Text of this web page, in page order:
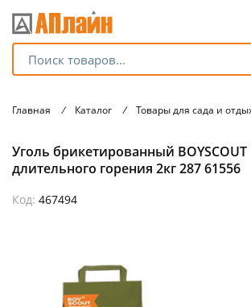
Главная / Каталог / Товары для сада и
Уголь брикетированный
длительного горения 2кг 287 61556
Код: 467494
оплатуна части
без переплат
Сегодня